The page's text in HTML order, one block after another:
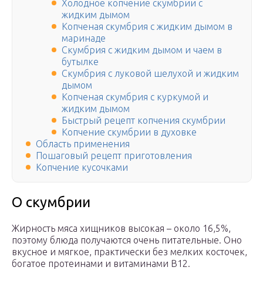
Холодное копчение скумбрии с
жидким дымом
Копченая скумбрия с жидким дымом в
маринаде
Скумбрия с жидким дымом и чаем в
бутылке
Скумбрия с луковой шелухой и жидким
дымом
Копченая скумбрия с куркумой и
жидким дымом
Быстрый рецепт копчения скумбрии
Копчение скумбрии в духовке
Область применения
Пошаговый рецепт приготовления
Копчение кусочками
О скумбрии
Жирность мяса хищников высокая – около 16,5%,
поэтому блюда получаются очень питательные. Оно
вкусное и мягкое, практически без мелких косточек,
богатое протеинами и витаминами В12.